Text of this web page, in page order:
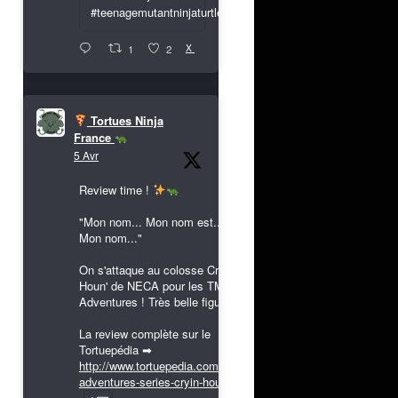
#teenagemutantninjaturtles
1 2 X
Tortues Ninja
France
5 Avr
Review time !
"Mon nom... Mon nom est...
Mon nom..."
On s'attaque au colosse Cryin'
Houn' de NECA pour les TMNT
Adventures ! Très belle figurine !
La review complète sur le
Tortuepédia ➡
http://www.tortuepedia.com/tmnt-
adventures-series-cryin-houn...